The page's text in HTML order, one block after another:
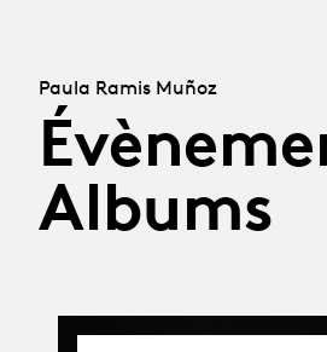
Paula Ramis Muñoz
Albums